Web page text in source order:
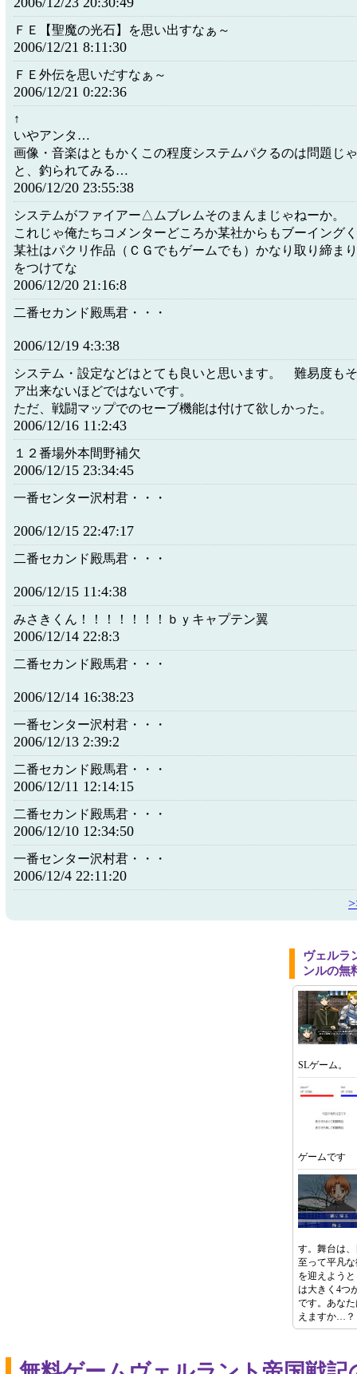
ＦＥ【聖魔の光石】を思い出すなぁ～
2006/12/21 8:11:30
ＦＥ外伝を思いだすなぁ～
2006/12/21 0:22:36
↑
いやアンタ…
画像・音楽はともかくこの程度システムパクるのは問題じ
と、釣られてみる…
2006/12/20 23:55:38
システムがファイアー△ムブレムそのまんまじゃねーか。
これじゃ俺たちコメンターどころか某社からもブーイング
某社はパクリ作品（ＣＧでもゲームでも）かなり取り締ま
をつけてな
2006/12/20 21:16:8
二番セカンド殿馬君・・・
2006/12/19 4:3:38
システム・設定などはとても良いと思います。 難易度も
ア出来ないほどではないです。
ただ、戦闘マップでのセーブ機能は付けて欲しかった。
2006/12/16 11:2:43
１２番場外本間野補欠
2006/12/15 23:34:45
一番センター沢村君・・・
2006/12/15 22:47:17
二番セカンド殿馬君・・・
2006/12/15 11:4:38
みさきくん！！！！！！！ｂｙキャプテン翼
2006/12/14 22:8:3
二番セカンド殿馬君・・・
2006/12/14 16:38:23
一番センター沢村君・・・
2006/12/13 2:39:2
二番セカンド殿馬君・・・
2006/12/11 12:14:15
二番セカンド殿馬君・・・
2006/12/10 12:34:50
一番センター沢村君・・・
2006/12/4 22:11:20
ヴェルラ
ンルの無
SLゲーム。
ゲームです
す。舞台は
至って平凡
を迎えよう
は大きく4つ
です。あな
えますか…？